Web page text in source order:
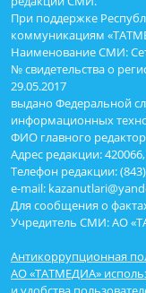
При поддержке
коммуникациям
Наименование СМИ:
№ свидетельства о
29.05.2017
выдано Федеральной
информационных
ФИО главного
Адрес редакции:
Телефон редакции:
e-mail:
Для сообщения о
Учредитель СМИ: АО
Антикоррупционная
АО «ТАТМЕДИА»